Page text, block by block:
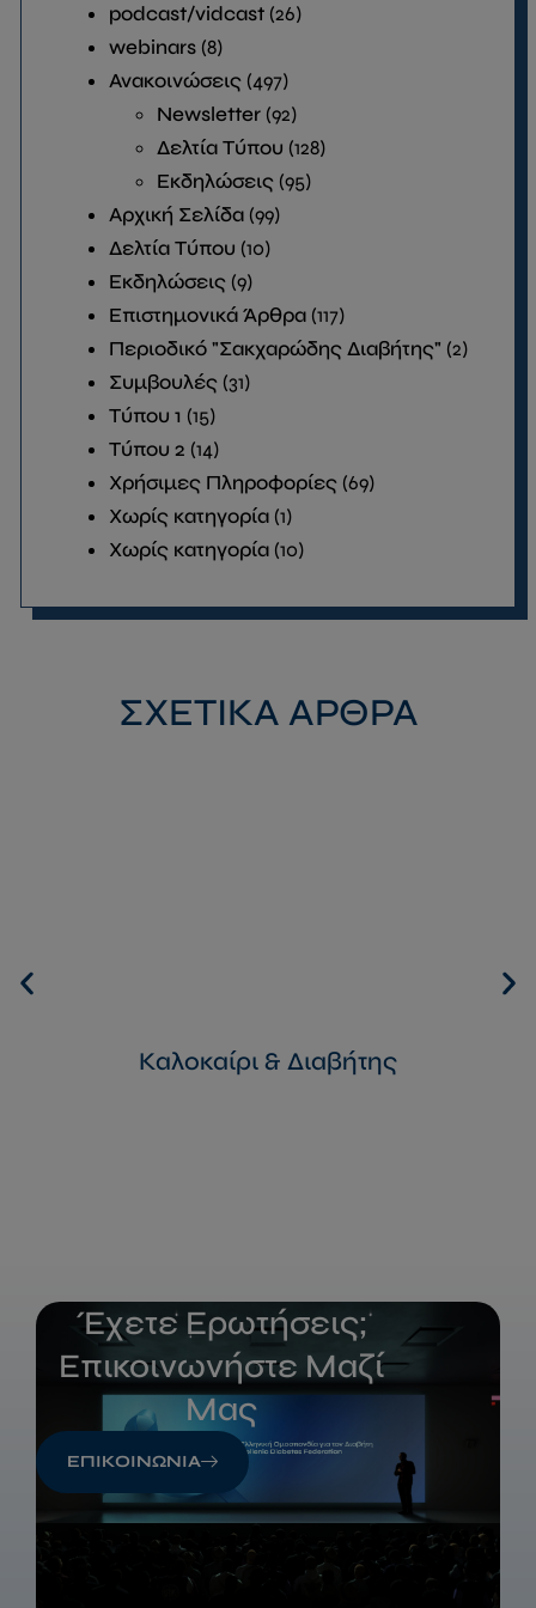
podcast/vidcast (26)
webinars (8)
Ανακοινώσεις (497)
Newsletter (92)
Δελτία Τύπου (128)
Εκδηλώσεις (95)
Αρχική Σελίδα (99)
Δελτία Τύπου (10)
Εκδηλώσεις (9)
Επιστημονικά Άρθρα (117)
Περιοδικό "Σακχαρώδης Διαβήτης" (2)
Συμβουλές (31)
Τύπου 1 (15)
Τύπου 2 (14)
Χρήσιμες Πληροφορίες (69)
Χωρίς κατηγορία (1)
Χωρίς κατηγορία (10)
ΣΧΕΤΙΚΑ ΑΡΘΡΑ
Καλοκαίρι & Διαβήτης
Έχετε Ερωτήσεις;
Επικοινωνήστε Μαζί
Μας
ΕΠΙΚΟΙΝΩΝΙΑ